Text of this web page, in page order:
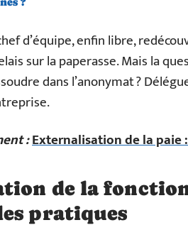
d’équipe, enfin libre,
sur la paperasse. Mais la
dans l’anonymat ?
:Externalisation de la
de la
pratiques